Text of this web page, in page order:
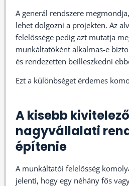
A generál rendszere
lehet dolgozni a projekten. Az
felelőssége pedig azt mutatja
munkáltatóként alkalmas-e
és rendezetten beilleszkedni
Ezt a különbséget érdemes
A kisebb
nagyvállalati
építenie
A munkáltatói felelősség
jelenti, hogy egy néhány fős